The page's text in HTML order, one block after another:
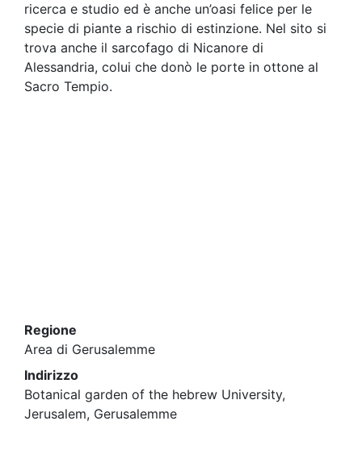
ricerca e studio ed è anche un’oasi felice per le
specie di piante a rischio di estinzione. Nel sito si
trova anche il sarcofago di Nicanore di
Alessandria, colui che donò le porte in ottone al
Sacro Tempio.
Regione
Area di Gerusalemme
Indirizzo
Botanical garden of the hebrew University,
Jerusalem, Gerusalemme